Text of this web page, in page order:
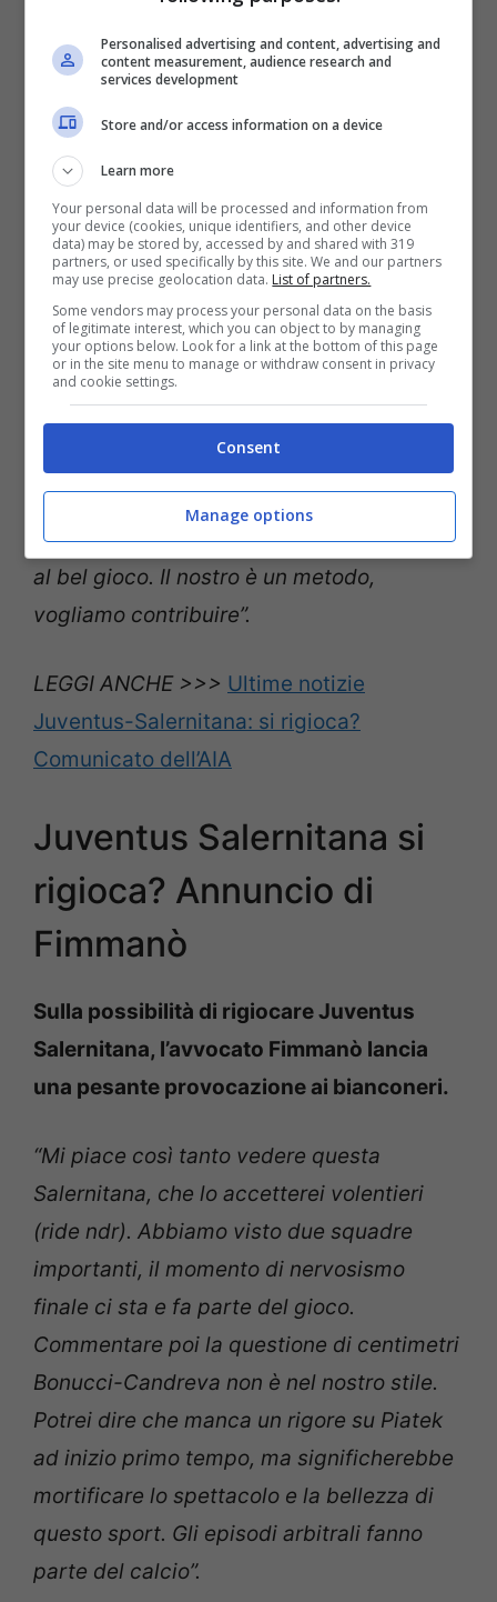
Rammarico Salernitana? “Sono uscito con
rammarico anche da tante altre gare, già
contro Roma e Udinese per esempio.
Senza aver rubato nulla, potremmo avere
6-7 punti in più per il nostro
atteggiamento. Noi però guardiamo al
futuro e guardiamo alla bontà del nostro
progetto. I risultati saranno consequenziali
al bel gioco. Il nostro è un metodo,
vogliamo contribuire”.
LEGGI ANCHE >>> Ultime notizie
Juventus-Salernitana: si rigioca?
Comunicato dell’AIA
Juventus Salernitana si
rigioca? Annuncio di
Fimmanò
Sulla possibilità di rigiocare Juventus
Salernitana, l’avvocato Fimmanò lancia
una pesante provocazione ai bianconeri.
“Mi piace così tanto vedere questa
Salernitana, che lo accetterei volentieri
(ride ndr). Abbiamo visto due squadre
importanti, il momento di nervosismo
finale ci sta e fa parte del gioco.
Commentare poi la questione di centimetri
Bonucci-Candreva non è nel nostro stile.
Potrei dire che manca un rigore su Piatek
ad inizio primo tempo, ma significherebbe
mortificare lo spettacolo e la bellezza di
questo sport. Gli episodi arbitrali fanno
parte del calcio”.
Personalised advertising and content, advertising and
content measurement, audience research and
services development
Store and/or access information on a device
Learn more
Your personal data will be processed and information from
your device (cookies, unique identifiers, and other device
data) may be stored by, accessed by and shared with 319
partners, or used specifically by this site. We and our partners
may use precise geolocation data. List of partners.
Some vendors may process your personal data on the basis
of legitimate interest, which you can object to by managing
your options below. Look for a link at the bottom of this page
or in the site menu to manage or withdraw consent in privacy
and cookie settings.
Consent
Manage options